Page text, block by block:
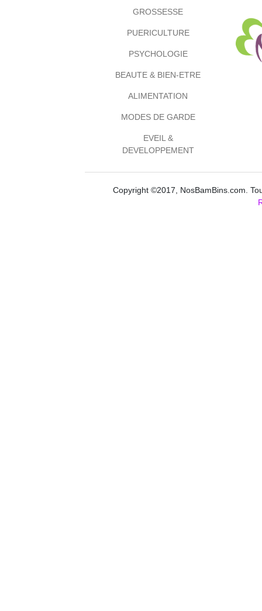
GROSSESSE
PUERICULTURE
PSYCHOLOGIE
BEAUTE & BIEN-ETRE
ALIMENTATION
MODES DE GARDE
EVEIL &
DEVELOPPEMENT
Copyright ©2017, NosBamBins.com.